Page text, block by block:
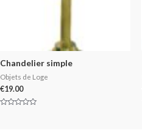
Chandelier simple
Objets de Loge
€19.00